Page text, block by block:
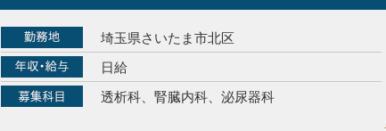
埼玉県さいたま市北区
日給
透析科、腎臓内科、泌尿器科